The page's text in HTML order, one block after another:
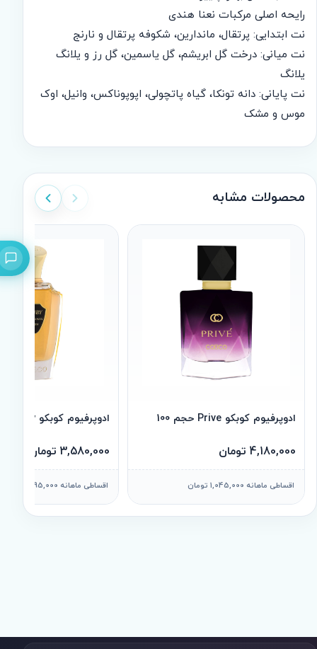
رایحه اصلی مرکبات نعنا هندی
نت ابتدایی: پرتقال، ماندارین، شکوفه پرتقال و نارنج
نت میانی: درخت گل ابریشم، گل یاسمین، گل رز و یلانگ
یلانگ
نت پایانی: دانه تونکا، گیاه پاتچولی، اپوپوناکس، وانیل، اوک
موس و مشک
محصولات مشابه
ادوپرفیوم کوبکو Prive حجم 100
4,180,000 تومان
اقساطی ماهانه 1,045,000 تومان
ادوپرفیوم کوبکو Ruby حجم 100
3,580,000 تومان
اقساطی ماهانه 895,000 تومان